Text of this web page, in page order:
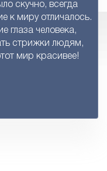
скучно, всегда
к миру отличалось.
глаза человека,
стрижки людям,
мир красивее!